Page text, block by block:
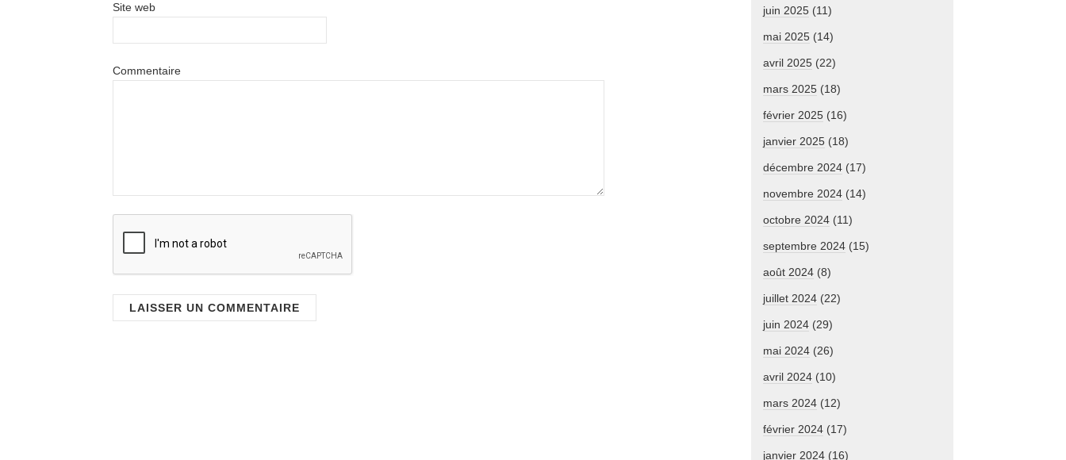
Site web
Commentaire
juin 2025 (11)
mai 2025 (14)
avril 2025 (22)
mars 2025 (18)
février 2025 (16)
janvier 2025 (18)
décembre 2024 (17)
novembre 2024 (14)
octobre 2024 (11)
septembre 2024 (15)
août 2024 (8)
juillet 2024 (22)
juin 2024 (29)
mai 2024 (26)
avril 2024 (10)
mars 2024 (12)
février 2024 (17)
janvier 2024 (16)